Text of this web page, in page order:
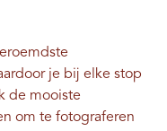
je bij elke stop
de mooiste
om te fotograferen